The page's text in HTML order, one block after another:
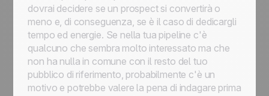
dovrai decidere se un prospect si convertirà o
meno e, di conseguenza, se è il caso di dedicargli
tempo ed energie. Se nella tua pipeline c'è
qualcuno che sembra molto interessato ma che
non ha nulla in comune con il resto del tuo
pubblico di riferimento, probabilmente c'è un
motivo e potrebbe valere la pena di indagare prima